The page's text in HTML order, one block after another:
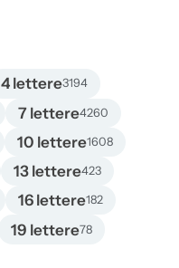
4 lettere3194
7 lettere4260
10 lettere1608
13 lettere423
16 lettere182
19 lettere78